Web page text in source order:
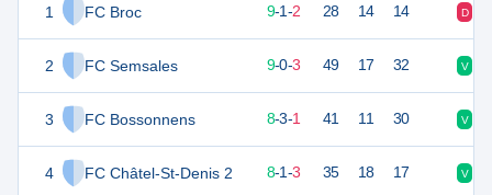
1 FC Broc
2 FC Semsales
3 FC Bossonnens
4 FC Châtel-St-Denis 2
9-1-2 28 14 14 D
9-0-3 49 17 32 V
27 8-3-1 41 11 30 V
25 12 8-1-3 35 18 17 V